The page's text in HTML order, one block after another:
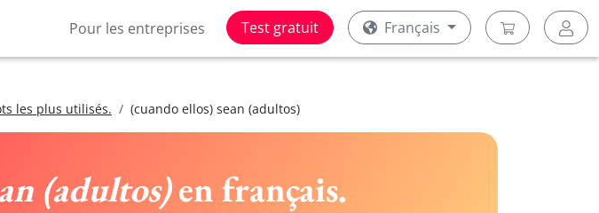
Pour les entreprises Test gratuit Français
les plus utilisés. (cuando ellos) sean (adultos)
(adultos)en français.